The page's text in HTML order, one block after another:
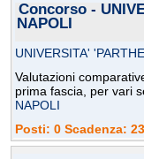
Concorso -
NAPOLI
UNIVERSITA'
Valutazioni
prima fascia, per vari
NAPOLI
Posti: 0 Scadenza: